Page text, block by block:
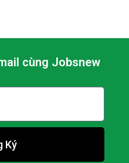
cùng Jobsnew
Ký